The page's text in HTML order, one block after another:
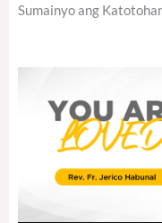
Sumainyo ang